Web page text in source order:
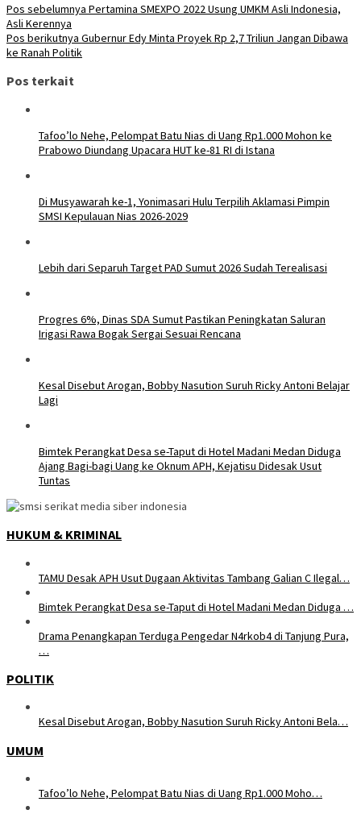
Navigasi
pos
Pos sebelumnya Pertamina SMEXPO 2022 Usung UMKM Asli Indonesia,
Asli Kerennya
Pos berikutnya Gubernur Edy Minta Proyek Rp 2,7 Triliun Jangan Dibawa
ke Ranah Politik
Pos terkait
Tafoo’lo Nehe, Pelompat Batu Nias di Uang Rp1.000 Mohon ke
Prabowo Diundang Upacara HUT ke-81 RI di Istana
Di Musyawarah ke-1, Yonimasari Hulu Terpilih Aklamasi Pimpin
SMSI Kepulauan Nias 2026-2029
Lebih dari Separuh Target PAD Sumut 2026 Sudah Terealisasi
Progres 6%, Dinas SDA Sumut Pastikan Peningkatan Saluran
Irigasi Rawa Bogak Sergai Sesuai Rencana
Kesal Disebut Arogan, Bobby Nasution Suruh Ricky Antoni Belajar
Lagi
Bimtek Perangkat Desa se-Taput di Hotel Madani Medan Diduga
Ajang Bagi-bagi Uang ke Oknum APH, Kejatisu Didesak Usut
Tuntas
HUKUM & KRIMINAL
TAMU Desak APH Usut Dugaan Aktivitas Tambang Galian C Ilegal…
Bimtek Perangkat Desa se-Taput di Hotel Madani Medan Diduga …
Drama Penangkapan Terduga Pengedar N4rkob4 di Tanjung Pura,
…
POLITIK
Kesal Disebut Arogan, Bobby Nasution Suruh Ricky Antoni Bela…
UMUM
Tafoo’lo Nehe, Pelompat Batu Nias di Uang Rp1.000 Moho…